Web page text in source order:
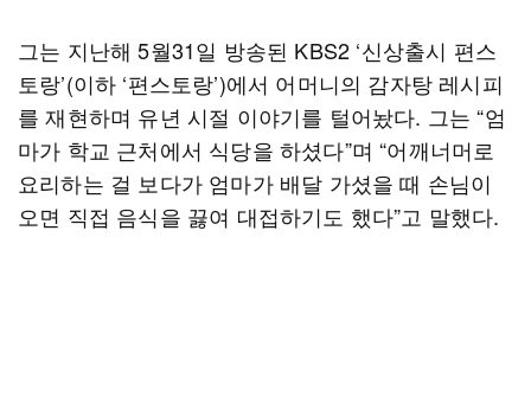
그는 지난해 5월31일 방송된 KBS2 ‘신상출시 편스
토랑’(이하 ‘편스토랑’)에서 어머니의 감자탕 레시피
를 재현하며 유년 시절 이야기를 털어놨다. 그는 “엄
마가 학교 근처에서 식당을 하셨다”며 “어깨너머로
요리하는 걸 보다가 엄마가 배달 가셨을 때 손님이
오면 직접 음식을 끓여 대접하기도 했다”고 말했다.